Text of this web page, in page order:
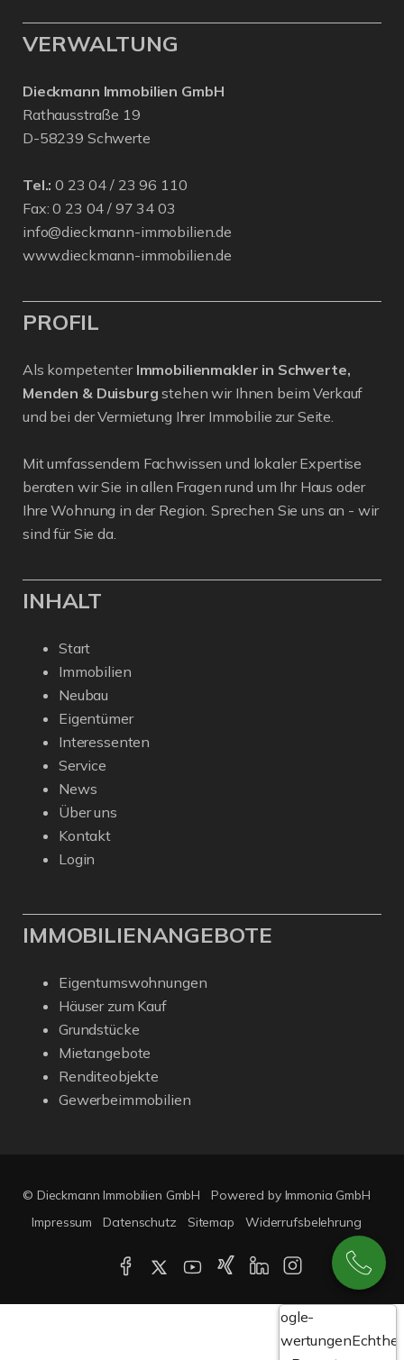
VERWALTUNG
Dieckmann Immobilien GmbH
Rathausstraße 19
D-58239 Schwerte
Tel.: 0 23 04 / 23 96 110
Fax: 0 23 04 / 97 34 03
info@dieckmann-immobilien.de
www.dieckmann-immobilien.de
PROFIL
Als kompetenter Immobilienmakler in Schwerte,
Menden & Duisburg stehen wir Ihnen beim Verkauf
und bei der Vermietung Ihrer Immobilie zur Seite.
Mit umfassendem Fachwissen und lokaler Expertise
beraten wir Sie in allen Fragen rund um Ihr Haus oder
Ihre Wohnung in der Region. Sprechen Sie uns an - wir
sind für Sie da.
INHALT
Start
Immobilien
Neubau
Eigentümer
Interessenten
Service
News
Über uns
Kontakt
Login
IMMOBILIENANGEBOTE
Eigentumswohnungen
Häuser zum Kauf
Grundstücke
Mietangebote
Renditeobjekte
Gewerbeimmobilien
© Dieckmann Immobilien GmbH
Powered by Immonia GmbH
Impressum
Datenschutz Sitemap Widerrufsbelehrung
Google-
Bewertungen